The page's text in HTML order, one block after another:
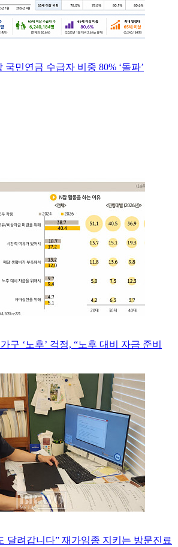
국민연금 수급자 비중 80% ‘돌파’
구 ‘노후’ 걱정, “노후 대비 자금 준비
달려갑니다” 재가임종 지키는 방문진료